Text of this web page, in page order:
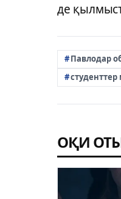
де
Павлодар
студенттер
ОҚИ